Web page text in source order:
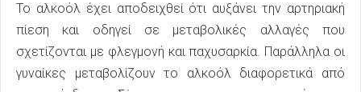
Το αλκοόλ έχει αποδειχθεί ότι αυξάνει την αρτηριακή
πίεση και οδηγεί σε μεταβολικές αλλαγές που
σχετίζονται με φλεγμονή και παχυσαρκία. Παράλληλα οι
γυναίκες μεταβολίζουν το αλκοόλ διαφορετικά από